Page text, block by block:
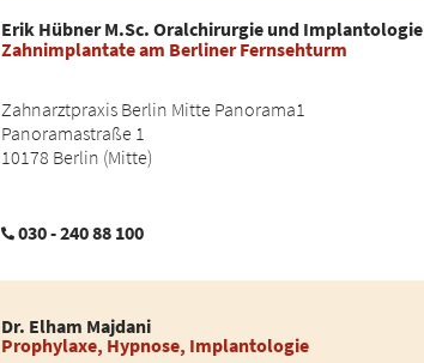
Erik Hübner M.Sc. Oralchirurgie und Implantologie
Zahnimplantate am Berliner Fernsehturm
Zahnarztpraxis Berlin Mitte Panorama1
Panoramastraße 1
10178 Berlin (Mitte)
030 - 240 88 100
Dr. Elham Majdani
Prophylaxe, Hypnose, Implantologie